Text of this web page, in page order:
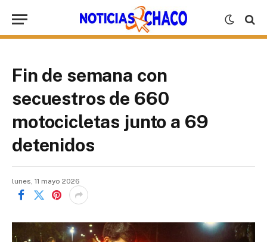
Fin de semana con
secuestros de 660
motocicletas junto a 69
detenidos
lunes, 11 mayo 2026